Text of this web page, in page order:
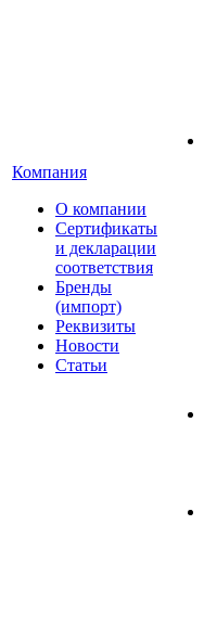
Компания
О компании
Сертификаты
и декларации
соответствия
Бренды
(импорт)
Реквизиты
Новости
Статьи